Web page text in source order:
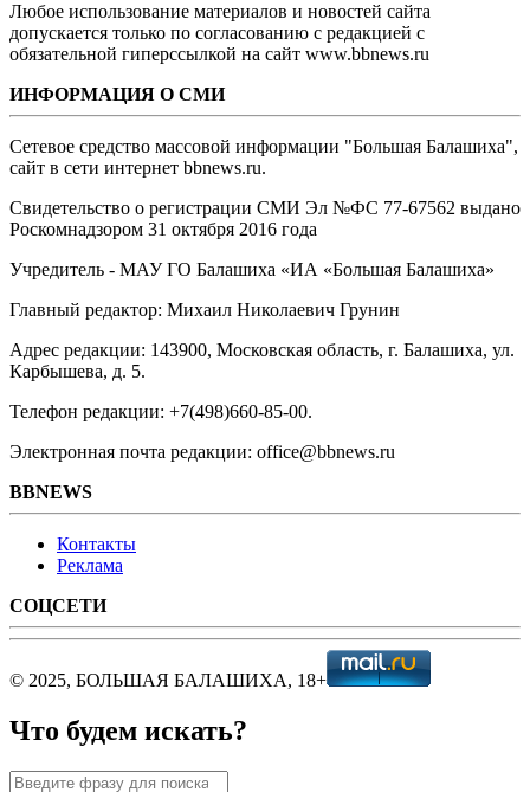
Любое использование материалов и новостей сайта
допускается только по согласованию с редакцией с
обязательной гиперссылкой на сайт www.bbnews.ru
ИНФОРМАЦИЯ О СМИ
Сетевое средство массовой информации "Большая Балашиха",
сайт в сети интернет bbnews.ru.
Свидетельство о регистрации СМИ Эл №ФС ‎77-67562 выдано
Роскомнадзором 31 октября 2016 года
Учредитель - МАУ ГО Балашиха «ИА «Большая Балашиха»
Главный редактор: Михаил Николаевич Грунин
Адрес редакции: 143900, Московская область, г. Балашиха, ул.
Карбышева, д. 5.
Телефон редакции: +7(498)660-85-00.
Электронная почта редакции: office@bbnews.ru
BBNEWS
Контакты
Реклама
СОЦСЕТИ
© 2025, БОЛЬШАЯ БАЛАШИХА, 18+
Что будем искать?